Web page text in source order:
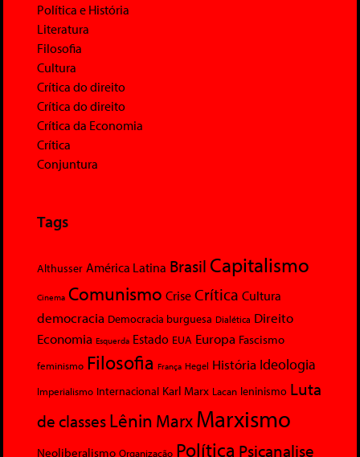
Política e História
Literatura
Filosofia
Cultura
Crítica do direito
Crítica do direito
Crítica da Economia
Crítica
Conjuntura
Tags
Althusser América Latina Brasil Capitalismo
Cinema Comunismo Crise Crítica Cultura
democracia Democracia burguesa Dialética Direito
Economia Esquerda Estado EUA Europa Fascismo
feminismo Filosofia França Hegel História Ideologia
Imperialismo Internacional Karl Marx Lacan leninismo Luta
de classesLênin MarxMarxismo
Neoliberalismo Organização Política Psicanalise